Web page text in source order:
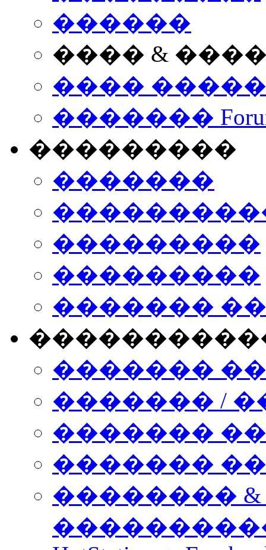
������
���� &
����
�������
���������
�������
���������
���������
�������
�������
������� /
�������
������� ���
��������